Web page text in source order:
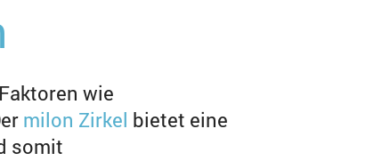
wie
milon Zirkel bietet eine
somit